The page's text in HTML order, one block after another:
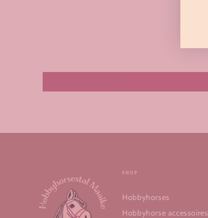
SHOP
Hobbyhorses
Hobbyhorse accessoires